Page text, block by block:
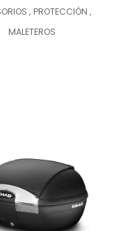
, PROTECCIÓN,
MALETEROS